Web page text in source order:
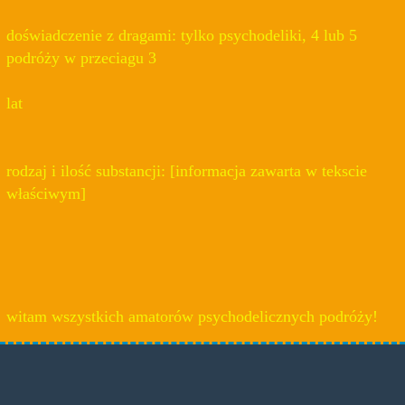
doświadczenie z dragami: tylko psychodeliki, 4 lub 5
podróży w przeciagu 3
lat
rodzaj i ilość substancji: [informacja zawarta w tekscie
właściwym]
witam wszystkich amatorów psychodelicznych podróży!